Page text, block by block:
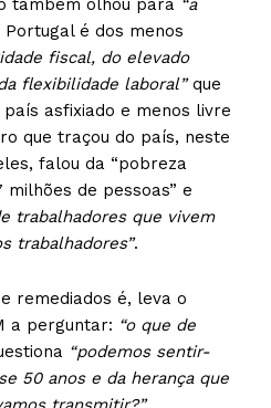
também olhou para “a
é dos menos
fiscal, do elevado
flexibilidade laboral”que
asfixiado e menos livre
que traçou do país, neste
falou da “pobreza
milhões de pessoas” e
trabalhadores que vivem
trabalhadores”.
remediados é, leva o
a perguntar: “o que de
“podemos sentir-
50 anos e da herança que